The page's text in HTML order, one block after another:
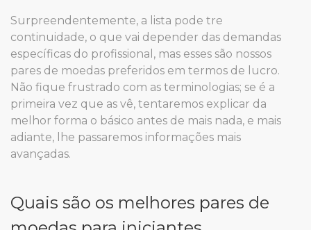
Surpreendentemente, a lista pode tre
continuidade, o que vai depender das demandas
específicas do profissional, mas esses são nossos
pares de moedas preferidos em termos de lucro.
Não fique frustrado com as terminologias; se é a
primeira vez que as vê, tentaremos explicar da
melhor forma o básico antes de mais nada, e mais
adiante, lhe passaremos informações mais
avançadas.
Quais são os melhores pares de